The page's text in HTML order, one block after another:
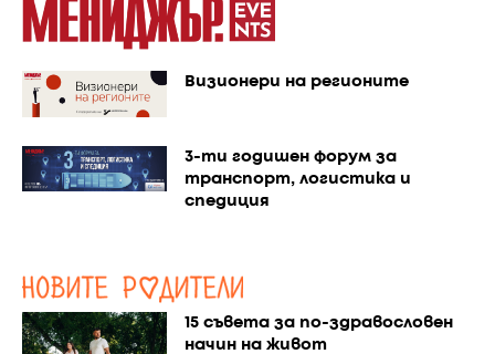
Визионери на регионите
3-ти годишен форум за
транспорт, логистика и
спедиция
15 съвета за по-здравословен
начин на живот